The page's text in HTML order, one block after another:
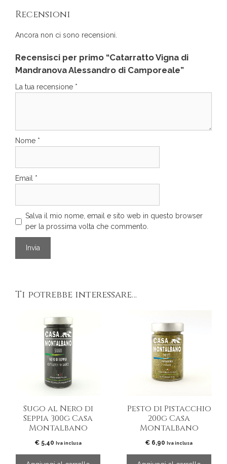
Recensioni
Ancora non ci sono recensioni.
Recensisci per primo “Catarratto Vigna di
Mandranova Alessandro di Camporeale”
La tua recensione *
Nome *
Email *
Salva il mio nome, email e sito web in questo browser
per la prossima volta che commento.
Ti potrebbe interessare…
Sugo al Nero di
Seppia 300g Casa
Montalbano
€5,40 Iva inclusa
Pesto di Pistacchio
200g Casa
Montalbano
€ 6,90 Iva inclusa